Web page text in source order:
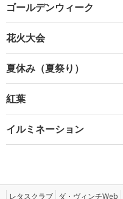
ゴールデンウィーク
花火大会
夏休み（夏祭り）
紅葉
イルミネーション
レタスクラブ ダ・ヴィンチWeb